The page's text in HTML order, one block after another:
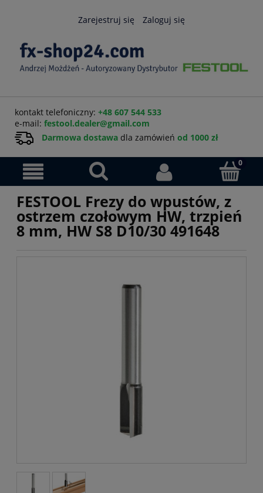
Zarejestruj się Zaloguj się
kontakt telefoniczny: +48 607 544 533
e-mail: festool.dealer@gmail.com
Darmowa dostawa dla zamówień od 1000 zł
FESTOOL Frezy do wpustów, z
ostrzem czołowym HW, trzpień
8 mm, HW S8 D10/30 491648